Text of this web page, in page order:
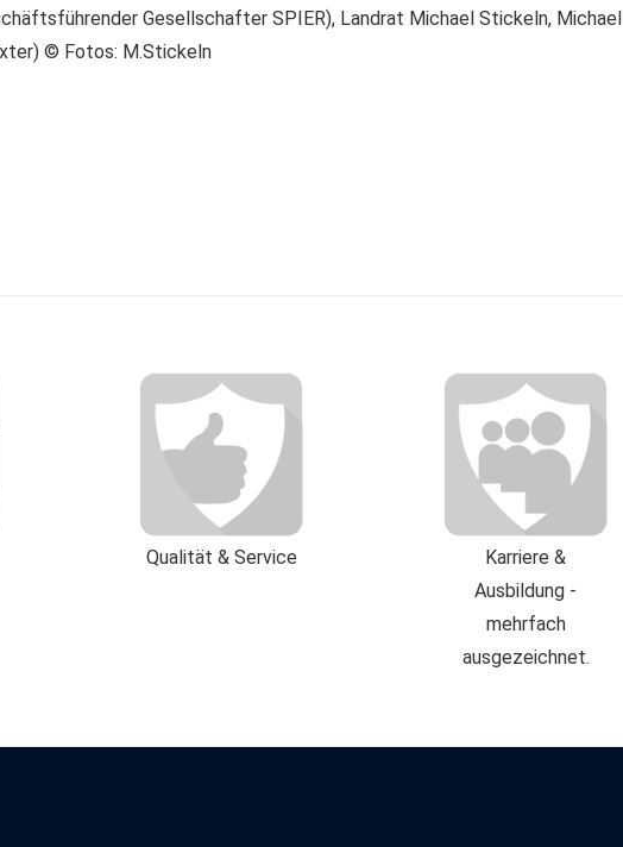
Gesellschafter SPIER), Landrat Michael Stickeln, Michael
© Fotos: M.Stickeln
Qualität & Service
Karriere &
Ausbildung -
mehrfach
ausgezeichnet.